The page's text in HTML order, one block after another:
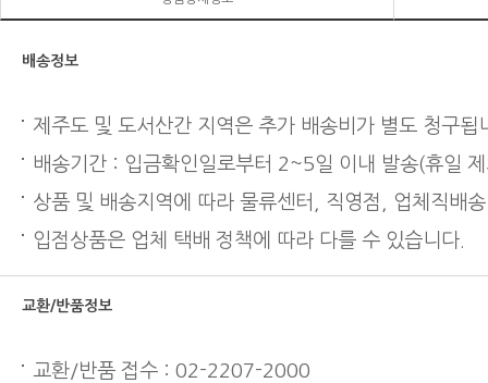
배송정보
제주도 및 도서산간 지역은 추가 배송비가 별도 청구됩
배송기간 : 입금확인일로부터 2~5일 이내 발송(휴일
상품 및 배송지역에 따라 물류센터, 직영점, 업체직배
입점상품은 업체 택배 정책에 따라 다를 수 있습니다.
교환/반품정보
교환/반품 접수 : 02-2207-2000